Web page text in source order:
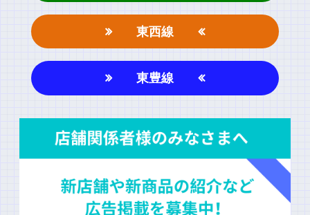
東西線
東豊線